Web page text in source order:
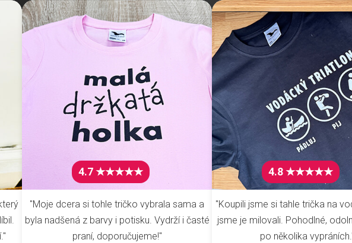
4.7 ★★★★★
"Moje dcera si tohle tričko vybrala sama a
byla nadšená z barvy i potisku. Vydrží i časté
praní, doporučujeme!"
4.8 ★★★★★
"Koupili jsme si tahle trička na
jsme je milovali. Pohodlné,
po několika